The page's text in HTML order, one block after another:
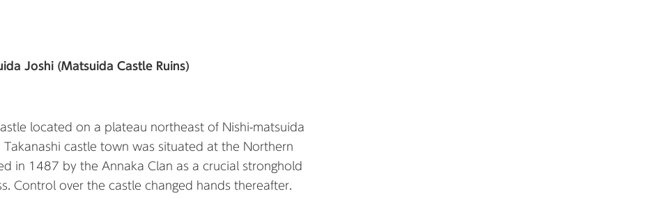
Joshi (Matsuida Castle Ruins)
located on a plateau northeast of Nishi-matsuida
Takanashi castle town was situated at the Northern
in 1487 by the Annaka Clan as a crucial stronghold
Control over the castle changed hands thereafter.